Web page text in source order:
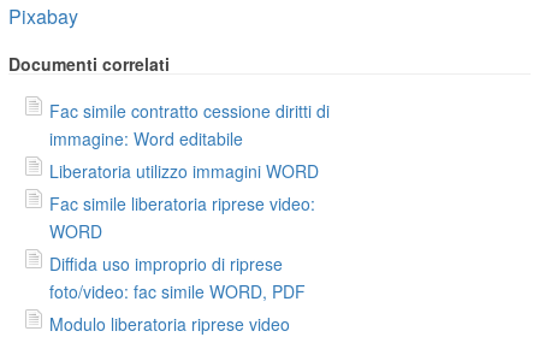
Pixabay
Documenti correlati
Fac simile contratto cessione diritti di
immagine: Word editabile
Liberatoria utilizzo immagini WORD
Fac simile liberatoria riprese video:
WORD
Diffida uso improprio di riprese
foto/video: fac simile WORD, PDF
Modulo liberatoria riprese video